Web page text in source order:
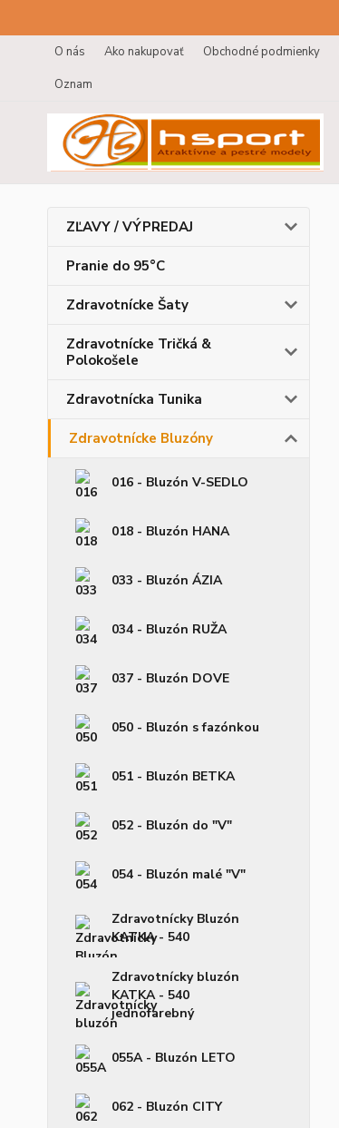
O nás Ako nakupovať Obchodné podmienky
Oznam
ZĽAVY / VÝPREDAJ
Pranie do 95°C
Zdravotnícke Šaty
Zdravotnícke Tričká &
Polokošele
Zdravotnícka Tunika
Zdravotnícke Bluzóny
016 - Bluzón V-SEDLO
018 - Bluzón HANA
033 - Bluzón ÁZIA
034 - Bluzón RUŽA
037 - Bluzón DOVE
050 - Bluzón s fazónkou
051 - Bluzón BETKA
052 - Bluzón do "V"
054 - Bluzón malé "V"
Zdravotnícky Bluzón
KATKA - 540
Zdravotnícky bluzón
KATKA - 540
jednofarebný
055A - Bluzón LETO
062 - Bluzón CITY